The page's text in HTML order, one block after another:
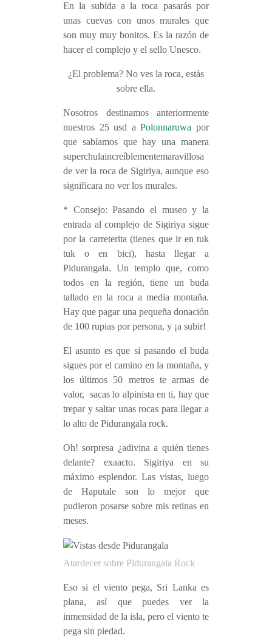
En la subida a la roca pasarás por
unas cuevas con unos murales que
son muy muy bonitos. Es la razón de
hacer el complejo y el sello Unesco.
¿El problema? No ves la roca, estás
sobre ella.
Nosotros destinamos anteriormente
nuestros 25 usd aPolonnaruwa por
que sabíamos que hay una manera
superchulaincreíblementemaravillosa
de verla roca de Sigiriya, aunque eso
significara no ver los murales.
* Consejo: Pasando el museo y la
entrada al complejo de Sigiriya sigue
por la carreterita (tienes que ir en tuk
tuk o en bici), hasta llegar a
Pidurangala. Un templo que, como
todos en la región, tiene un buda
tallado en la roca a media montaña.
Hay que pagar una pequeña donación
de 100 rupias por persona, y ¡a subir!
El asunto es que si pasando el buda
sigues por el camino en la montaña, y
los últimos 50 metros te armas de
valor, sacas lo alpinista en ti, hay que
trepar y saltar unas rocas para llegar a
lo alto de Pidurangala rock.
Oh! sorpresa ¿adivina a quién tienes
delante? exaacto. Sigiriya en su
máximo esplendor. Las vistas, luego
de Haputale son lo mejor que
pudieron posarse sobre mis retinas en
meses.
Atardecer sobre Pidurangala Rock
Eso si el viento pega, Sri Lanka es
plana, así que puedes ver la
inmensidad de la isla, pero el viento te
pega sin piedad.